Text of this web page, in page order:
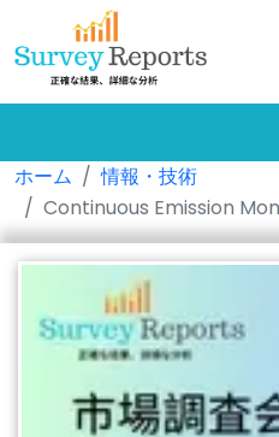
ホーム
情報・技術
Continuous Emission